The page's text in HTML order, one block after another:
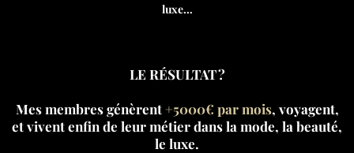
luxe…
LE RÉSULTAT ?
Mes membres génèrent+5000€ par mois, voyagent,
et vivent enfin de leur métier dans la mode, la beauté,
le luxe.